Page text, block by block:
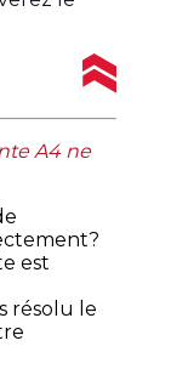
A4 ne
est
résolu le